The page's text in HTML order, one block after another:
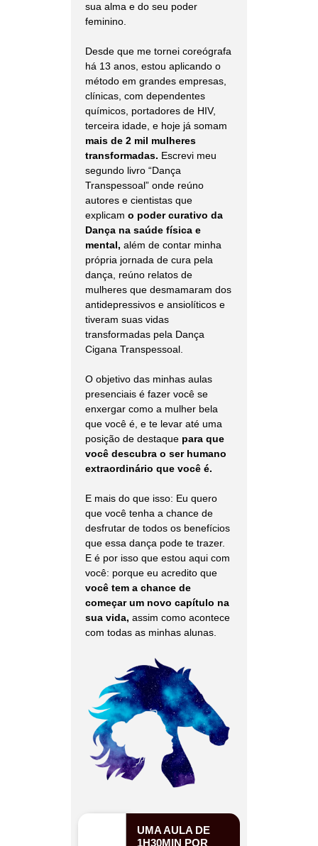
sua alma e do seu poder
feminino.
Desde que me tornei coreógrafa
há 13 anos, estou aplicando o
método em grandes empresas,
clínicas, com dependentes
químicos, portadores de HIV,
terceira idade, e hoje já somam
mais de 2 mil mulheres
transformadas. Escrevi meu
segundo livro “Dança
Transpessoal” onde reúno
autores e cientistas que
explicam o poder curativo da
Dança na saúde física e
mental, além de contar minha
própria jornada de cura pela
dança, reúno relatos de
mulheres que desmamaram dos
antidepressivos e ansiolíticos e
tiveram suas vidas
transformadas pela Dança
Cigana Transpessoal.
O objetivo das minhas aulas
presenciais é fazer você se
enxergar como a mulher bela
que você é, e te levar até uma
posição de destaque para que
você descubra o ser humano
extraordinário que você é.
E mais do que isso: Eu quero
que você tenha a chance de
desfrutar de todos os benefícios
que essa dança pode te trazer.
E é por isso que estou aqui com
você: porque eu acredito que
você tem a chance de
começar um novo capítulo na
sua vida, assim como acontece
com todas as minhas alunas.
UMA AULA DE
1H30MIN POR